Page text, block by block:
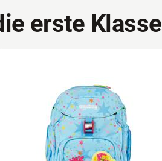
erste Klasse